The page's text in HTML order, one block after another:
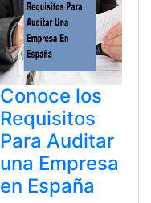
Conoce los
Requisitos
Para Auditar
una Empresa
en España